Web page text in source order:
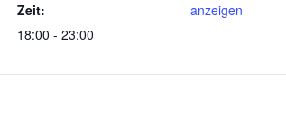
Zeit:
18:00 - 23:00
anzeigen